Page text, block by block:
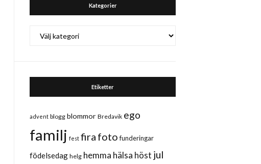
Kategorier
Etiketter
advent blogg blommor Bredavik ego
familj fest fira foto funderingar
födelsedag helg hemma hälsa höst jul